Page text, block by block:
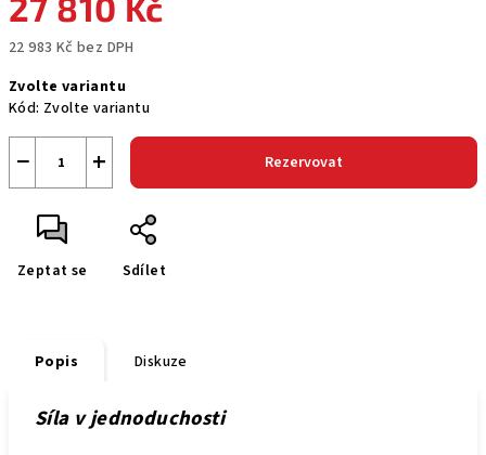
22 983 Kč bez DPH
cena:
Zvolte variantu
Kód: Zvolte variantu
+
− Rezervovat
Zeptat se Sdílet
Popis Diskuze
Síla v jednoduchosti